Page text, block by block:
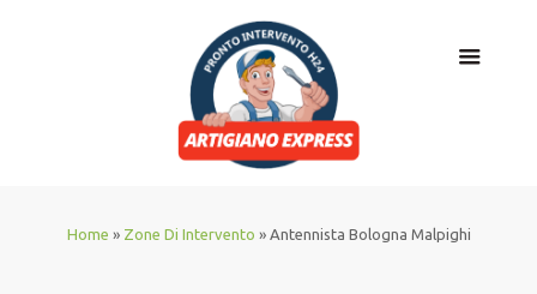
Home » Zone Di Intervento » Antennista Bologna Malpighi